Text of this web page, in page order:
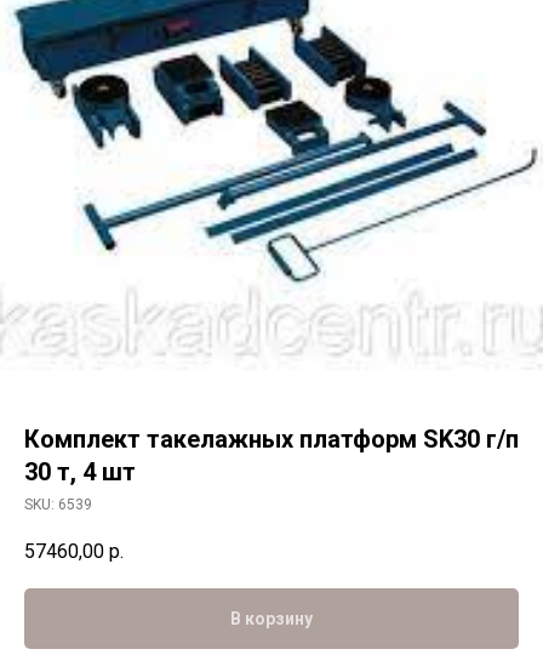
Комплект такелажных платформ SK30 г/п
30 т, 4 шт
SKU: 6539
57460,00 р.
В корзину